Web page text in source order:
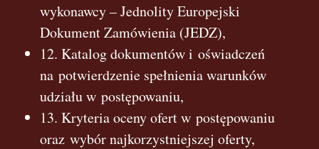
wykonawcy – Jednolity Europejski
Dokument Zamówienia (JEDZ),
12. Katalog dokumentów i oświadczeń
na potwierdzenie spełnienia warunków
udziału w postępowaniu,
13. Kryteria oceny ofert w postępowaniu
oraz wybór najkorzystniejszej oferty,